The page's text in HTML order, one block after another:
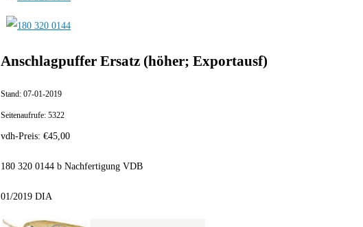
Anschlagpuffer Ersatz (höher; Exportausf)
Stand: 07-01-2019
Seitenaufrufe: 5322
vdh-Preis: €45,00
180 320 0144 b Nachfertigung VDB
01/2019 DIA